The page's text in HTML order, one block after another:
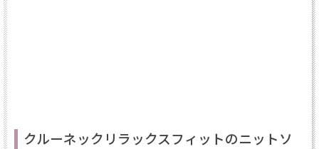
クルーネックリラックスフィットのニットソ